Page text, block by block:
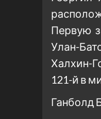
Первую
Улан-
Халхин-
121-й в
Ганболд